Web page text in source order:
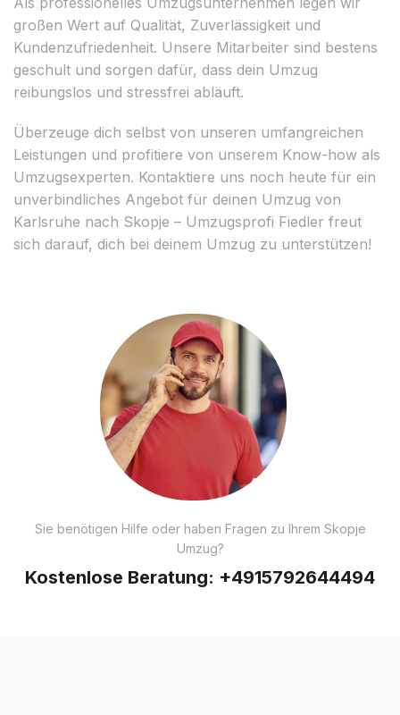
großen Wert auf Qualität, Zuverlässigkeit und
Kundenzufriedenheit. Unsere Mitarbeiter sind bestens
geschult und sorgen dafür, dass dein Umzug
reibungslos und stressfrei abläuft.
Überzeuge dich selbst von unseren umfangreichen
Leistungen und profitiere von unserem Know-how als
Umzugsexperten. Kontaktiere uns noch heute für ein
unverbindliches Angebot für deinen Umzug von
Karlsruhe nach Skopje – Umzugsprofi Fiedler freut
sich darauf, dich bei deinem Umzug zu unterstützen!
Sie benötigen Hilfe oder haben Fragen zu Ihrem Skopje
Umzug?
Kostenlose Beratung: +4915792644494